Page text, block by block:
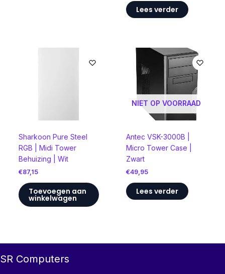
Lees verder
Sharkoon Pure Steel
RGB | Midi Tower
Behuizing | Wit
€87,15
Toevoegen aan
winkelwagen
NIET OP VOORRAAD
Antec VSK-3000B |
Micro Tower Case |
Zwart
€49,95
Lees verder
SR Computers